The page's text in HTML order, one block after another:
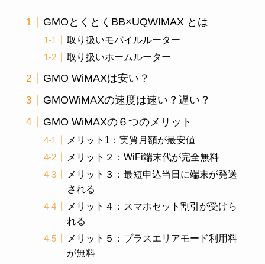
GMOとくとくBB×UQWIMAX とは
取り扱いモバイルルーター
取り扱いホームルーター
GMO WiMAXは安い？
GMOWiMAXの速度は速い？遅い？
GMO WiMAXの６つのメリット
メリット1：実質月額が最安値
メリット２：WiFi端末代が完全無料
メリット３：最短申込当日に端末が発送
される
メリット４：スマホセット割引が受けら
れる
メリット５：プラスエリアモード利用料
が無料